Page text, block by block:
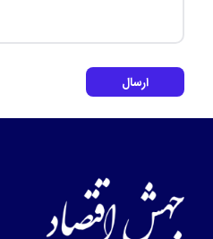
ارسال